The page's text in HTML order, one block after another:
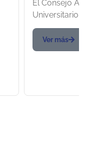
Pública
El Consejo
Universitario de
Ver más